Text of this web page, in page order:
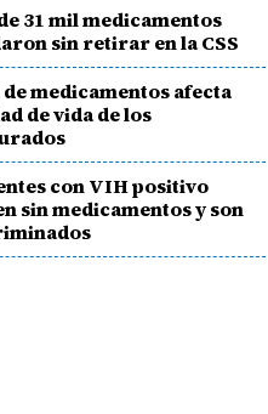
31 mil medicamentos
sin retirar en la CSS
de medicamentos afecta
de vida de los
con VIH positivo
sin medicamentos y son